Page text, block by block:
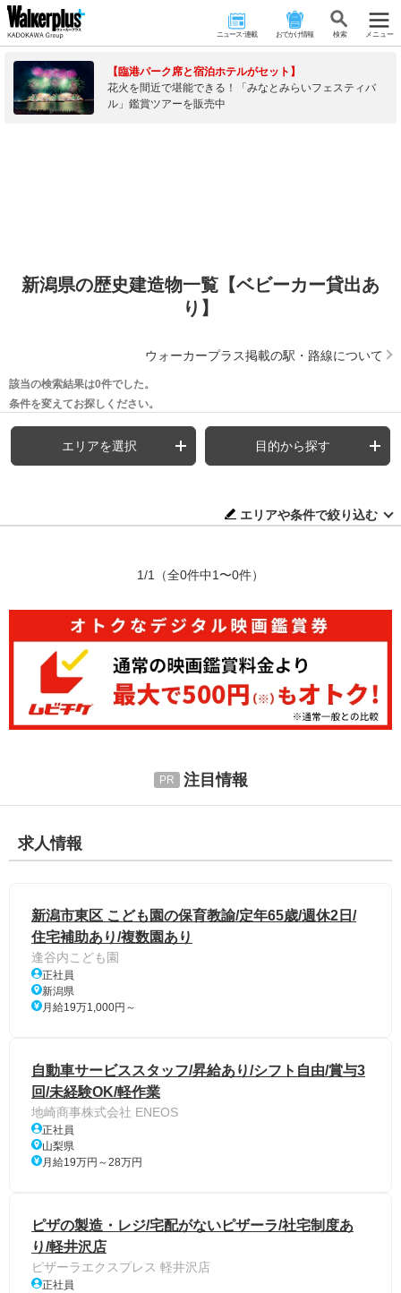
ニュース･連載 おでかけ情報 検 索 メニュー
【臨港パーク席と宿泊ホテルがセット】
花火を間近で堪能できる！「みなとみらいフェスティバ
ル」鑑賞ツアーを販売中
新潟県の歴史建造物一覧【ベビーカー貸出あ
り】
ウォーカープラス掲載の駅・路線について
該当の検索結果は0件でした。
条件を変えてお探しください。
エリアを選択 目的から探す
エリアや条件で絞り込む
1/1 （全0件中1〜0件）
注目情報
求人情報
新潟市東区 こども園の保育教諭/定年65歳/週休2日/
住宅補助あり/複数園あり
逢谷内こども園
正社員
新潟県
月給19万1,000円～
自動車サービススタッフ/昇給あり/シフト自由/賞与3
回/未経験OK/軽作業
地崎商事株式会社 ENEOS
正社員
山梨県
月給19万円～28万円
ピザの製造・レジ/宅配がないピザーラ/社宅制度あ
り/軽井沢店
ピザーラエクスプレス 軽井沢店
正社員